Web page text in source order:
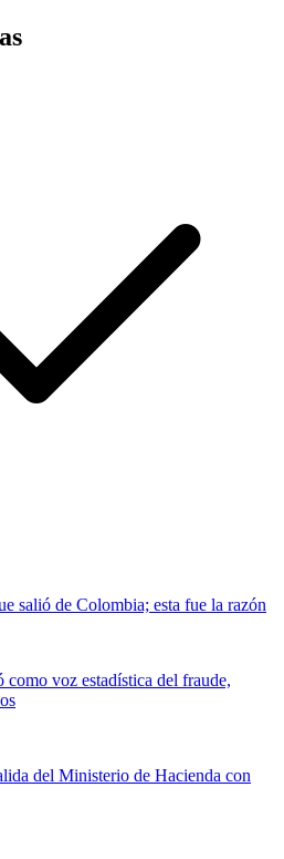
salió de Colombia; esta fue la razón
como voz estadística del fraude,
del Ministerio de Hacienda con